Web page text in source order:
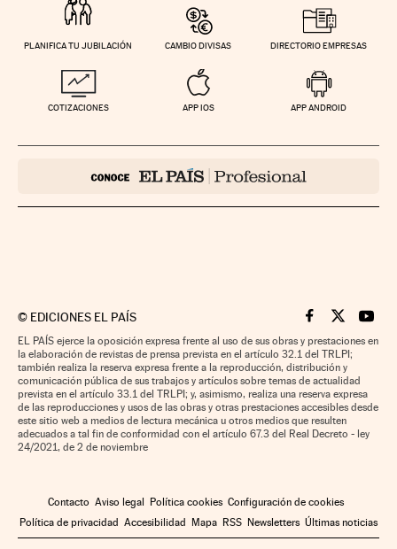
PLANIFICA TU JUBILACIÓN CAMBIO DIVISAS DIRECTORIO EMPRESAS
COTIZACIONES APP IOS APP ANDROID
© EDICIONES EL PAÍS Cinco Días en
Cinco Días
Cinco
EL PAÍS ejerce la oposición expresa frente al uso de sus obras y prestaciones en
la elaboración de revistas de prensa prevista en el artículo 32.1 del TRLPI;
también realiza la reserva expresa frente a la reproducción, distribución y
comunicación pública de sus trabajos y artículos sobre temas de actualidad
prevista en el artículo 33.1 del TRLPI; y, asimismo, realiza una reserva expresa
de las reproducciones y usos de las obras y otras prestaciones accesibles desde
este sitio web a medios de lectura mecánica u otros medios que resulten
adecuados a tal fin de conformidad con el artículo 67.3 del Real Decreto - ley
24/2021, de 2 de noviembre
Contacto Aviso legal Política cookies Configuración de cookies
Política de privacidad Accesibilidad Mapa RSS Newsletters Últimas noticias